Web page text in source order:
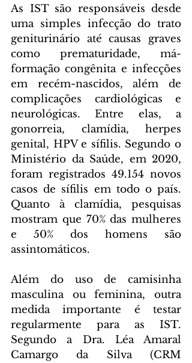
As IST são responsáveis desde
uma simples infecção do trato
geniturinário até causas graves
como prematuridade, má-
formação congênita e infecções
em recém-nascidos, além de
complicações cardiológicas e
neurológicas. Entre elas, a
gonorreia, clamídia, herpes
genital, HPV e sífilis. Segundo o
Ministério da Saúde, em 2020,
foram registrados 49.154 novos
casos de sífilis em todo o país.
Quanto à clamídia, pesquisas
mostram que 70% das mulheres
e 50% dos homens são
assintomáticos.
Além do uso de camisinha
masculina ou feminina, outra
medida importante é testar
regularmente para as IST.
Segundo a Dra. Léa Amaral
Camargo da Silva (CRM